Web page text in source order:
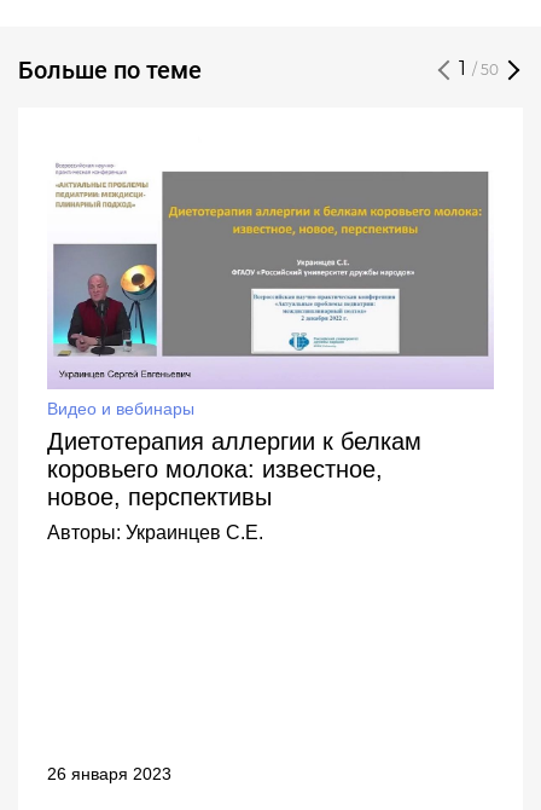
Больше по теме / 50
Видео и вебинары
Диетотерапия аллергии к белкам
коровьего молока: известное,
новое, перспективы
Авторы: Украинцев С.Е.
26 января 2023